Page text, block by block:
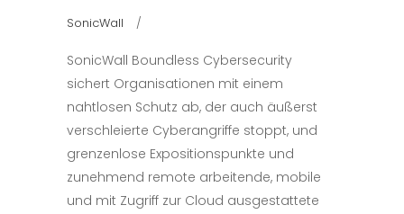
SonicWall
SonicWall Boundless Cybersecurity
sichert Organisationen mit einem
nahtlosen Schutz ab, der auch äußerst
verschleierte Cyberangriffe stoppt, und
grenzenlose Expositionspunkte und
zunehmend remote arbeitende, mobile
und mit Zugriff zur Cloud ausgestattete